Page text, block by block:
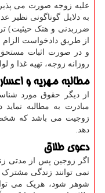
علیه زوجه صورت می
به دلایل گوناگونی نظیر
ضرربدنی و هتک حیثیت)
از طریق دادخواست الزام
و در صورت اثبات
روزانه زوجه، تهیه غذا و
مطالبه مهریه و اعسار
از دیگر حقوق مورد
مبادرت به مطالبه نماید
زوجیت می باشد که
دهد.
دعوی طلاق
اگر زوجین پس از مدتی
نمی توانند زندگی
شوهر شود، هریک می